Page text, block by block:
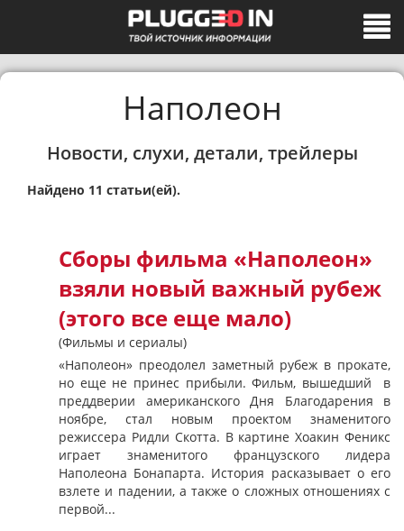
Наполеон
Новости, слухи, детали, трейлеры
Найдено 11 статьи(ей).
Сборы фильма «Наполеон»
взяли новый важный рубеж
(этого все еще мало)
(Фильмы и сериалы)
«Наполеон» преодолел заметный рубеж в прокате,
но еще не принес прибыли. Фильм, вышедший в
преддверии американского Дня Благодарения в
ноябре, стал новым проектом знаменитого
режиссера Ридли Скотта. В картине Хоакин Феникс
играет знаменитого французского лидера
Наполеона Бонапарта. История расказывает о его
взлете и падении, а также о сложных отношениях с
первой...